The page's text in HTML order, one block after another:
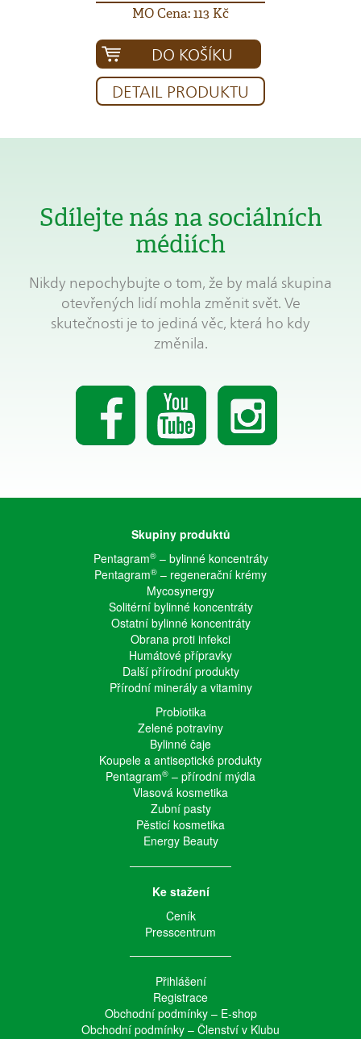
MO Cena: 113 Kč
DO KOŠÍKU
DETAIL PRODUKTU
Sdílejte nás na sociálních
médiích
Nikdy nepochybujte o tom, že by malá skupina
otevřených lidí mohla změnit svět. Ve
skutečnosti je to jediná věc, která ho kdy
změnila.
Skupiny produktů
Pentagram®– bylinné koncentráty
Pentagram® – regenerační krémy
Mycosynergy
Solitérní bylinné koncentráty
Ostatní bylinné koncentráty
Obrana proti infekci
Humátové přípravky
Další přírodní produkty
Přírodní minerály a vitaminy
Probiotika
Zelené potraviny
Bylinné čaje
Koupele a antiseptické produkty
Pentagram® – přírodní mýdla
Vlasová kosmetika
Zubní pasty
Pěsticí kosmetika
Energy Beauty
Ke stažení
Ceník
Presscentrum
Přihlášení
Registrace
Obchodní podmínky – E-shop
Obchodní podmínky – Členství v Klubu